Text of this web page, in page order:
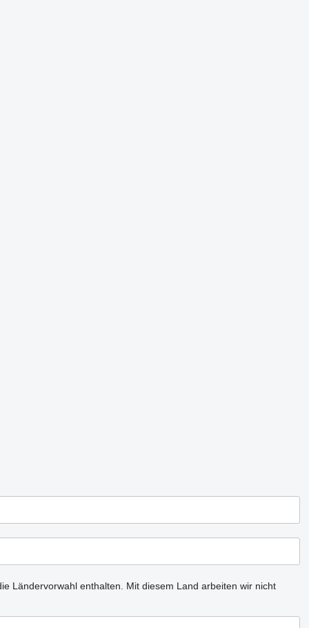
Ländervorwahl enthalten.
Mit diesem Land arbeiten wir nicht